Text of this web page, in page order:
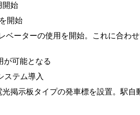
開始
開始
ーターの使用を開始。これに合わ
が可能となる
ステム導入
掲示板タイプの発車標を設置。駅自